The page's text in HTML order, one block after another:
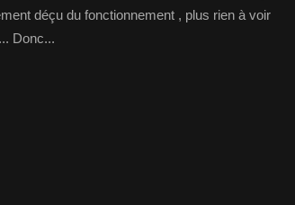
déçu du fonctionnement , plus rien à voir
Donc...